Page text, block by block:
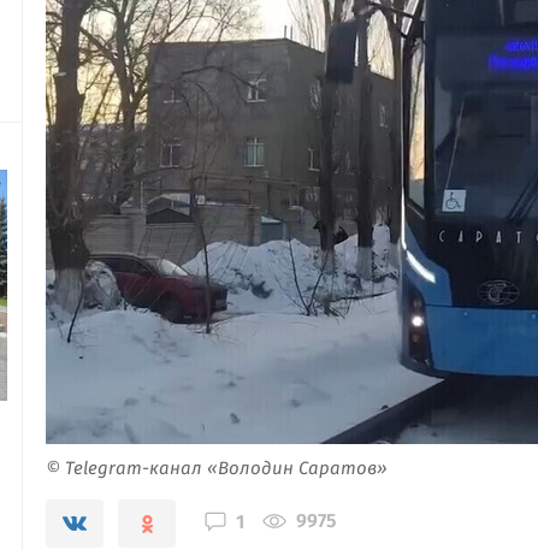
© Telegram-канал «Володин Саратов»
1 9975